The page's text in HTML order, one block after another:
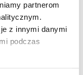
partnerom
z innymi danymi
podczas